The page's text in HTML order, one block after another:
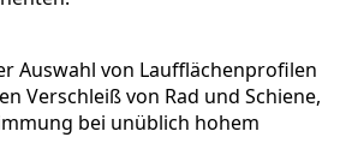
Auswahl von Laufflächenprofilen
Verschleiß von Rad und Schiene,
bei unüblich hohem